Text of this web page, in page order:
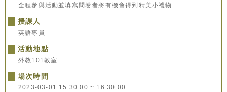
全程參與活動並填寫問卷者將有機會得到精美小禮物
授課人
英語專員
活動地點
外教101教室
場次時間
2023-03-01 15:30:00 ~ 16:30:00